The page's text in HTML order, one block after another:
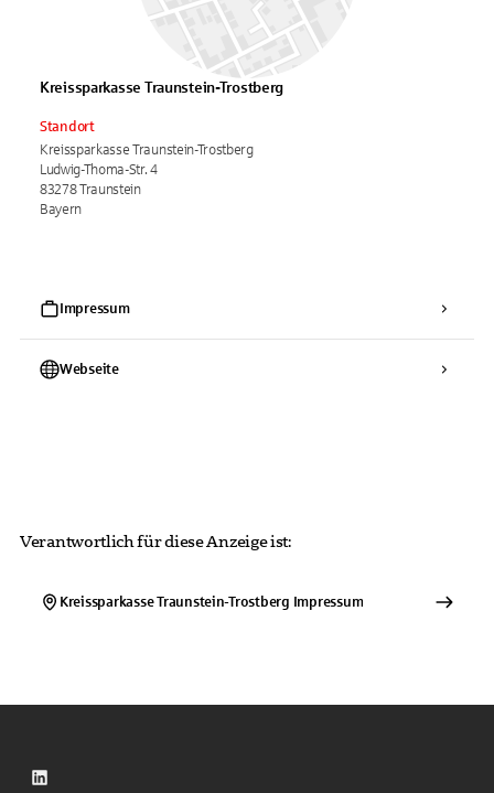
Kreissparkasse Traunstein-Trostberg
Standort
Kreissparkasse Traunstein-Trostberg
Ludwig-Thoma-Str. 4
83278 Traunstein
Bayern
Impressum
Webseite
Verantwortlich für diese Anzeige ist:
Kreissparkasse Traunstein-Trostberg Impressum
LinkedIn